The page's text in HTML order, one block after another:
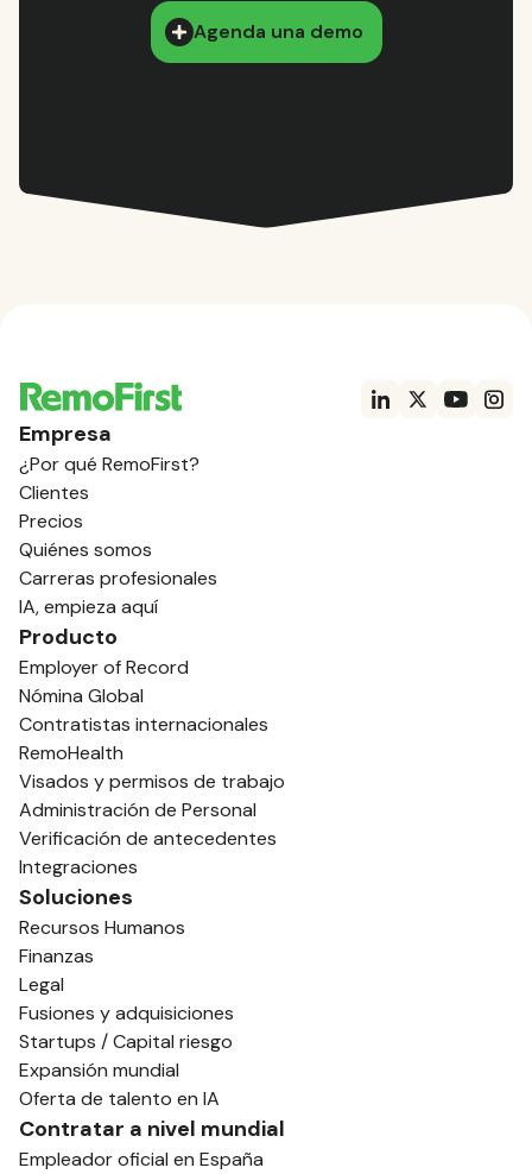
Agenda una demo
Empresa
¿Por qué RemoFirst?
Clientes
Precios
Quiénes somos
Carreras profesionales
IA, empieza aquí
Producto
Employer of Record
Nómina Global
Contratistas internacionales
RemoHealth
Visados y permisos de trabajo
Administración de Personal
Verificación de antecedentes
Integraciones
Soluciones
Recursos Humanos
Finanzas
Legal
Fusiones y adquisiciones
Startups / Capital riesgo
Expansión mundial
Oferta de talento en IA
Contratar a nivel mundial
Empleador oficial en España